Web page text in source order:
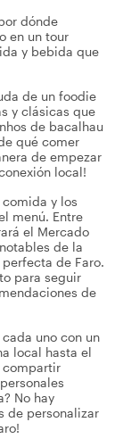
dónde
en un tour
y bebida que
de un foodie
y clásicas que
de bacalhau
qué comer
de empezar
local!
comida y los
menú. Entre
el Mercado
de la
de Faro.
para seguir
de
uno con un
local hasta el
compartir
No hay
de personalizar